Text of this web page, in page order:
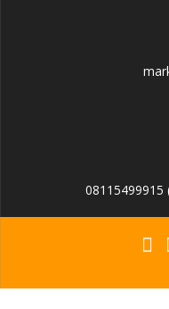
08115499915